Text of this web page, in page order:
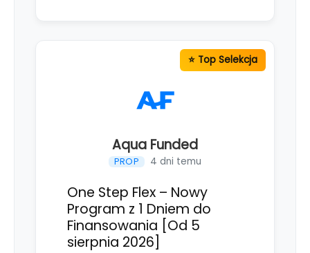
Aqua Funded
PROP 4 dni temu
One Step Flex – Nowy
Program z 1 Dniem do
Finansowania [Od 5
sierpnia 2026]